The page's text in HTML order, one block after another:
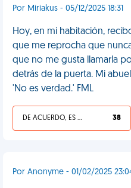
Por Miriakus - 05/12/2025 18:31
Hoy, en mi habitación,
que me reprocha que
que no me gusta llamarla
detrás de la puerta. Mi
'No es verdad.' FML
DE ACUERDO, ES UNA VIDA HP 38
Por Anonyme - 01/02/2025